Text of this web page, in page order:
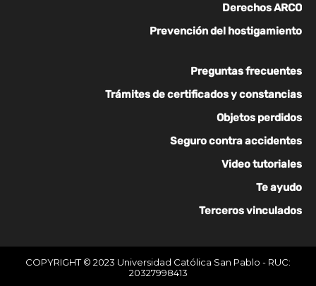
Derechos ARCO
Prevención del hostigamiento
Preguntas frecuentes
Trámites de certificados y constancias
Objetos perdidos
Seguro contra accidentes
Video tutoriales
Te ayudo
Terceros vinculados
COPYRIGHT © 2023 Universidad Católica San Pablo - RUC:
20327998413